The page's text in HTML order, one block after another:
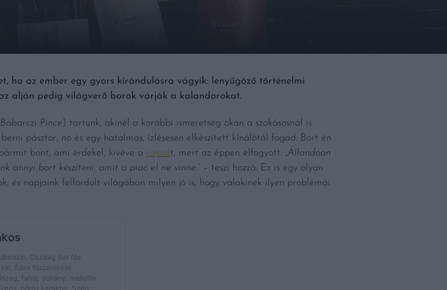
ha az ember egy gyors kirándulásra vágyik: lenyűgöző történelmi
alján pedig világverő borok várják a kalandorokat.
Pince) tartunk, akinél a korábbi ismeretség okán a szokásosnál is
pásztor, no és egy hatalmas, ízlésesen elkészített kínálótál fogad. Bort én
bont, ami érdekel, kivéve a rajnait, mert az éppen elfogyott. „Állandóan
annyi bort készíteni, amit a piac el ne vinne. ” – teszi hozzá. Ez is egy olyan
és napjaink felfordult világában milyen jó is, hogy valakinek ilyen problémái